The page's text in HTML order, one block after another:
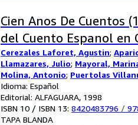
Cien Anos De Cuentos
del Cuento Espanol en
Cerezales Laforet, Agustin;
Llamazares, Julio; Mayoral,
Molina, Antonio; Puertolas
Fernando
Idioma: Español
Editorial: ALFAGUARA, 1998
ISBN 10 / ISBN 13: 8420483796 /
TAPA BLANDA